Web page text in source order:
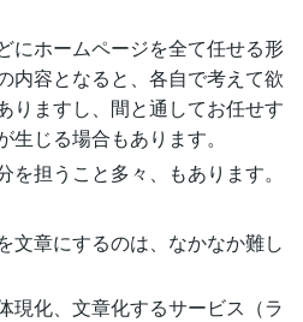
にホームページを全て任せる形
内容となると、各自で考えて欲
りますし、間と通してお任せす
じる場合もあります。
担うこと多々、もあります。
文章にするのは、なかなか難し
現化、文章化するサービス（ラ